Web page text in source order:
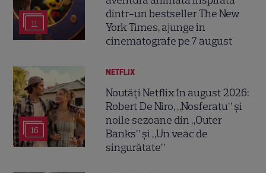
11
dintr-un bestseller The New
York Times, ajunge în
cinematografe pe 7 august
16
NETFLIX
Noutăți Netflix în august 2026:
Robert De Niro, „Nosferatu” și
noile sezoane din „Outer
Banks” și „Un veac de
singurătate”